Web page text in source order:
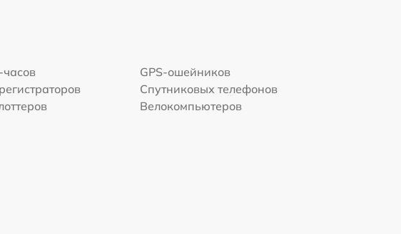
GPS-ошейников
Спутниковых телефонов
Велокомпьютеров